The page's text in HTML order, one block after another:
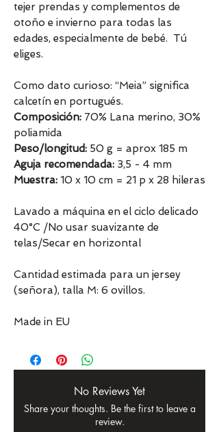
tejer prendas y complementos de
otoño e invierno para todas las
edades, especialmente de bebé. Tú
eliges.
Como dato curioso: “Meia” significa
calcetín en portugués.
Composición: 70% Lana merino, 30%
poliamida
Peso/longitud: 50 g = aprox 185 m
Aguja recomendada: 3,5 - 4 mm
Muestra: 10 x 10 cm = 21 p x 28 hileras
Lavado a máquina en el ciclo delicado
40°C /No usar suavizante de
telas/Secar en horizontal
Cantidad estimada para un jersey
(señora), talla M: 6 ovillos.
Made in EU
No Reviews Yet
Share your thoughts. Be the first to leave a
review.